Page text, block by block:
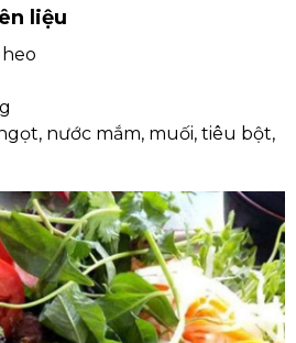
liệu
nước mắm, muối, tiêu bột,